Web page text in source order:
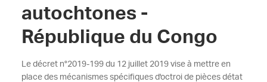
autochtones -
République du Congo
Le décret n°2019-199 du 12 juillet 2019 vise à mettre en
place des mécanismes spécifiques d'octroi de pièces détat